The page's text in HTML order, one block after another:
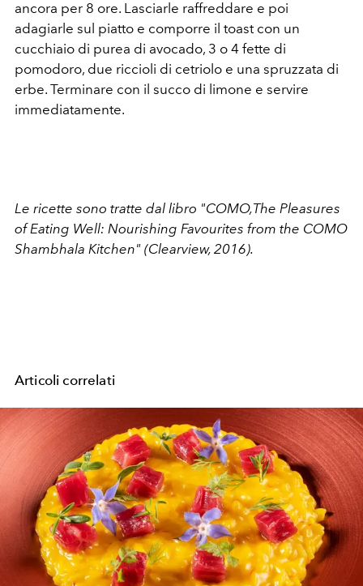
ancora per 8 ore. Lasciarle raffreddare e poi
adagiarle sul piatto e comporre il toast con un
cucchiaio di purea di avocado, 3 o 4 fette di
pomodoro, due riccioli di cetriolo e una spruzzata di
erbe. Terminare con il succo di limone e servire
immediatamente.
Le ricette sono tratte dal libro "COMO,The Pleasures
of Eating Well: Nourishing Favourites from the COMO
Shambhala Kitchen" (Clearview, 2016).
Articoli correlati